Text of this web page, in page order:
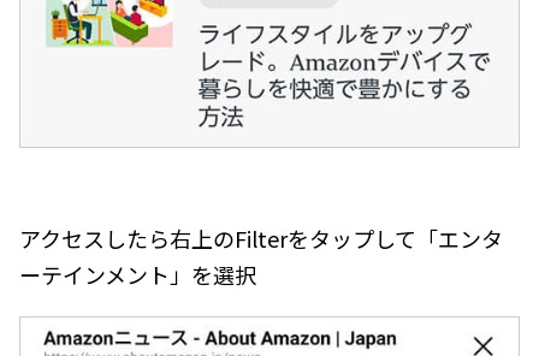
アクセスしたら右上のFilterをタップして「エンタ
ーテインメント」を選択